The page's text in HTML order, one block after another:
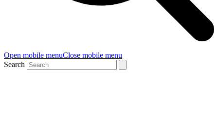
Open mobile menuClose mobile menu
Search